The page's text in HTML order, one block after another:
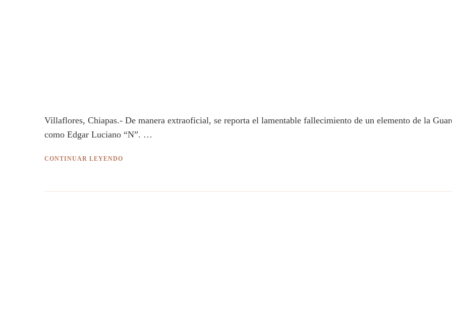
Villaflores, Chiapas.- De manera extraoficial, se reporta el lamentable fallecimiento de un elemento de la
como Edgar Luciano “N”. …
CONTINUAR LEYENDO